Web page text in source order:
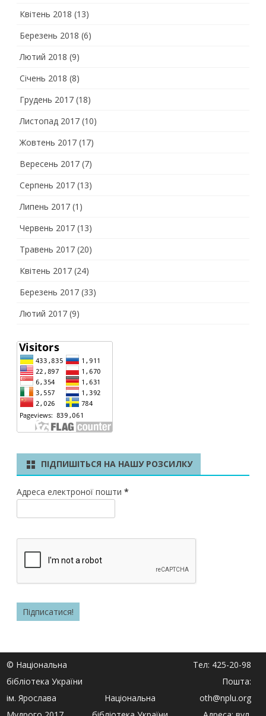
Квітень 2018 (13)
Березень 2018 (6)
Лютий 2018 (9)
Січень 2018 (8)
Грудень 2017 (18)
Листопад 2017 (10)
Жовтень 2017 (17)
Вересень 2017 (7)
Серпень 2017 (13)
Липень 2017 (1)
Червень 2017 (13)
Травень 2017 (20)
Квітень 2017 (24)
Березень 2017 (33)
Лютий 2017 (9)
ПІДПИШІТЬСЯ НА НАШУ РОЗСИЛКУ
Адреса електроної пошти *
© Національна
бібліотека України
ім. Ярослава
Національна
Тел: 425-20-98
Пошта:
oth@nplu.org